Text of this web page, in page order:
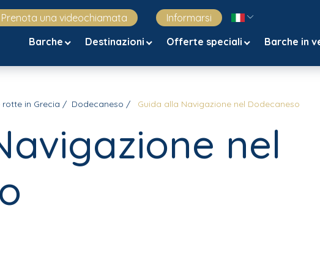
Prenota una videochiamata
Informarsi
Barche
Destinazioni Offerte speciali Barche in
in Grecia Dodecaneso Guida alla Navigazione nel Dodecaneso
nel